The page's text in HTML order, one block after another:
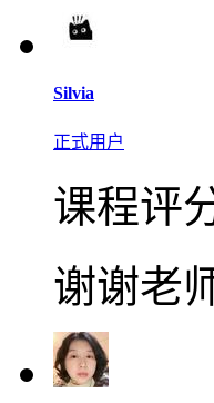
Silvia
正式用户
课程评
谢谢老